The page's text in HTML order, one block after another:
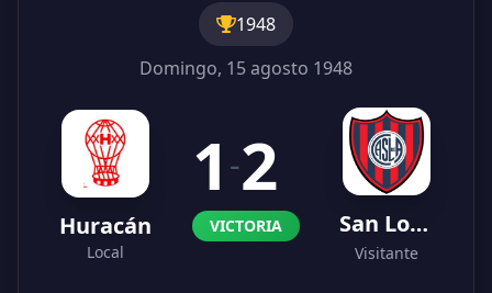
1948
Domingo, 15 agosto 1948
Huracán
Local
1 -2
VICTORIA San Lorenzo
Visitante